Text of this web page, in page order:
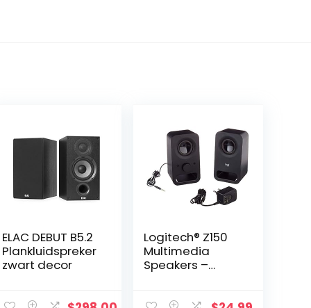
ELAC DEBUT B5.2
Plankluidspreker
zwart decor
Logitech® Z150
Multimedia
Speakers –